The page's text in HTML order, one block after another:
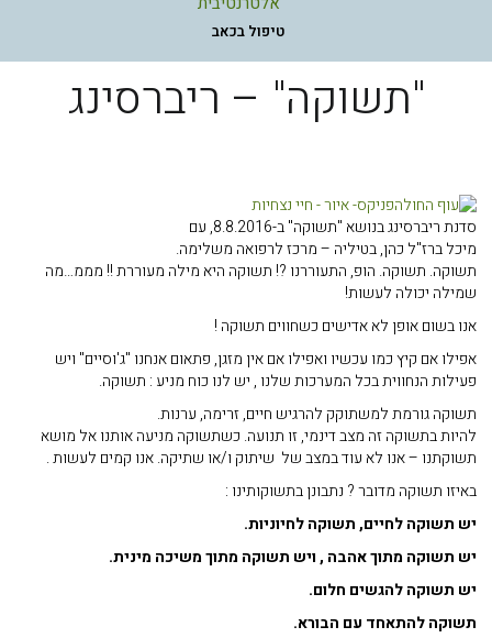
טיפול בכאב
"תשוקה" – ריברסינג
סדנת ריברסינג בנושא "תשוקה" ב-8.8.2016, עם
מיכל ברז"ל כהן, בטיליה – מרכז לרפואה משלימה.
תשוקה. תשוקה. הופ, התעוררנו ?! תשוקה היא מילה מעוררת !! מממ…מה
שמילה יכולה לעשות!
אנו בשום אופן לא אדישים כשחווים תשוקה !
אפילו אם קיץ כמו עכשיו ואפילו אם אין מזגן, פתאום אנחנו "ג'וסיים" ויש
פעילות הנחווית בכל המערכות שלנו , יש לנו כוח מניע : תשוקה.
תשוקה גורמת למשתוקק להרגיש חיים, זרימה, ערנות.
להיות בתשוקה זה מצב דינמי, זו תנועה. כשתשוקה מניעה אותנו אל מושא
תשוקתנו – אנו לא עוד במצב של שיתוק ו/או שתיקה. אנו קמים לעשות .
באיזו תשוקה מדובר ? נתבונן בתשוקותינו :
יש תשוקה לחיים, תשוקה לחיוניות.
יש תשוקה מתוך אהבה , ויש תשוקה מתוך משיכה מינית.
יש תשוקה להגשים חלום.
תשוקה להתאחד עם הבורא.